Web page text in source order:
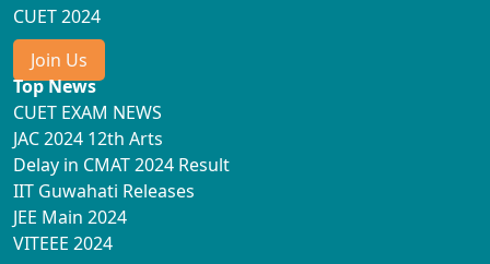
CUET 2024
Join Us
Top News
CUET EXAM NEWS
JAC 2024 12th Arts
Delay in CMAT 2024 Result
IIT Guwahati Releases
JEE Main 2024
VITEEE 2024